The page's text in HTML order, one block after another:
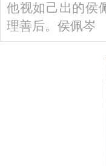
他视如己出的侯
理善后。侯佩岑